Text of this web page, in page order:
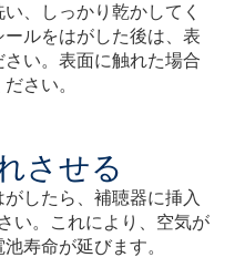
、しっかり乾かしてく
ルをはがした後は、表
い。表面に触れた場合
さい。
させる
したら、補聴器に挿入
い。これにより、空気が
寿命が延びます。